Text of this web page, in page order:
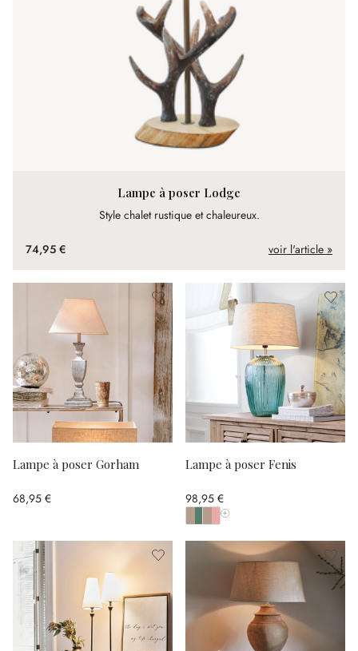
Lampe à poser Lodge
Style chalet rustique et chaleureux.
74,95 € voir l'article »
Lampe à poser Gorham
68,95 €
Lampe à poser Fenis
98,95 €
Afficher toutes les couleurs